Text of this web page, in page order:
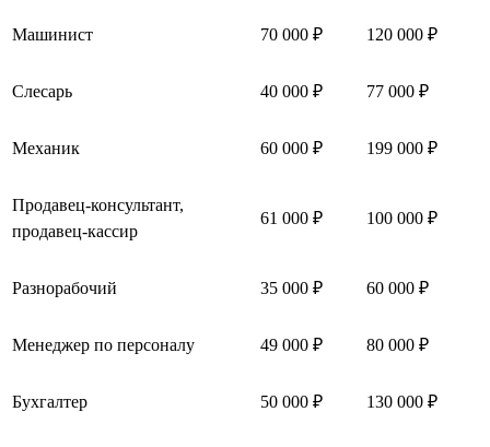
Машинист 70 000 ₽ 120 000 ₽
Слесарь 40 000 ₽ 77 000 ₽
Механик 60 000 ₽ 199 000 ₽
Продавец-консультант,
продавец-кассир
61 000 ₽ 100 000 ₽
Разнорабочий 35 000 ₽ 60 000 ₽
Менеджер по персоналу 49 000 ₽ 80 000 ₽
Бухгалтер 50 000 ₽ 130 000 ₽